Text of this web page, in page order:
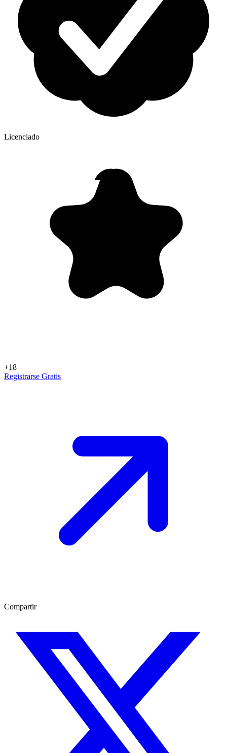
Licenciado
+18
Registrarse Gratis
Compartir